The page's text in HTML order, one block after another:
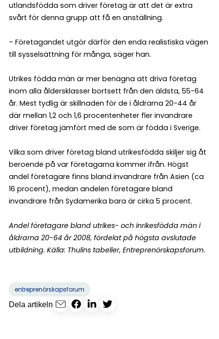
utlandsfödda som driver företag är att det är extra
svårt för denna grupp att få en anställning.
– Företagandet utgör därför den enda realistiska vägen
till sysselsättning för många, säger han.
Utrikes födda män är mer benägna att driva företag
inom alla åldersklasser bortsett från den äldsta, 55-64
år. Mest tydlig är skillnaden för de i åldrarna 20-44 år
där mellan 1,2 och 1,6 procentenheter fler invandrare
driver företag jämfört med de som är födda i Sverige.
Vilka som driver företag bland utrikesfödda skiljer sig åt
beroende på var företagarna kommer ifrån. Högst
andel företagare finns bland invandrare från Asien (ca
16 procent), medan andelen företagare bland
invandrare från Sydamerika bara är cirka 5 procent.
Andel företagare bland utrikes- och inrikesfödda män i
åldrarna 20-64 år 2008, fördelat på högsta avslutade
utbildning. Källa: Thulins tabeller, Entreprenörskapsforum.
entreprenörskapsforum
Dela artikeln